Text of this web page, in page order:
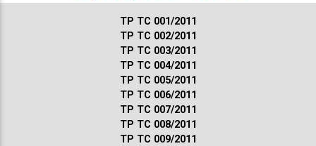
ТР ТС 001/2011
ТР ТС 002/2011
ТР ТС 003/2011
ТР ТС 004/2011
ТР ТС 005/2011
ТР ТС 006/2011
ТР ТС 007/2011
ТР ТС 008/2011
ТР ТС 009/2011